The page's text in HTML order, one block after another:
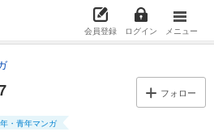
会員登録 ログイン メニュー
フォロー
・青年マンガ
試し読み
道中5
カート